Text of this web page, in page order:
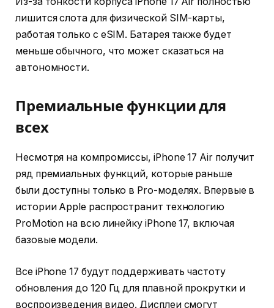
лишится слота для физической SIM-карты,
работая только с eSIM. Батарея также будет
меньше обычного, что может сказаться на
автономности.
Премиальные функции для
всех
Несмотря на компромиссы, iPhone 17 Air получит
ряд премиальных функций, которые раньше
были доступны только в Pro-моделях. Впервые в
истории Apple распространит технологию
ProMotion на всю линейку iPhone 17, включая
базовые модели.
Все iPhone 17 будут поддерживать частоту
обновления до 120 Гц для плавной прокрутки и
воспроизведения видео. Дисплеи смогут